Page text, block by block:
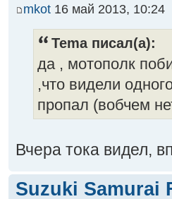
mkot 16 май 2013, 10:24
Tema писал(а):
да , мотополк
,что видели
пропал (вобчем
Вчера тока видел,
Suzuki Samurai